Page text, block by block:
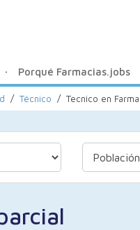
Porqué Farmacias.jobs
/ Técnico / Tecnico en